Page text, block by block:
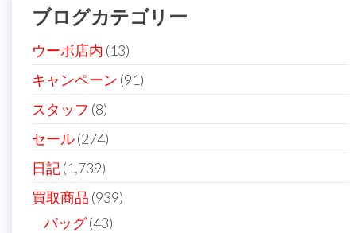
シ
ョ
ン
ブログカテゴリー
ウーボ店内 (13)
キャンペーン (91)
スタッフ (8)
セール(274)
日記(1,739)
買取商品 (939)
バッグ(43)